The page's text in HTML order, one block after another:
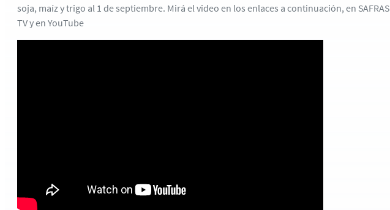
soja, maíz y trigo al 1 de septiembre. Mirá el video en los enlaces a continuación, en SAFRAS
TV y en YouTube